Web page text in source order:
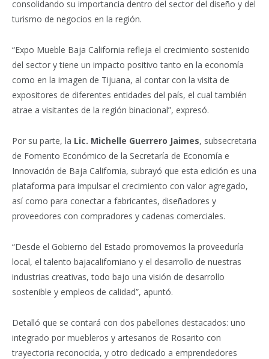
consolidando su importancia dentro del sector del diseño y del
turismo de negocios en la región.
“Expo Mueble Baja California refleja el crecimiento sostenido
del sector y tiene un impacto positivo tanto en la economía
como en la imagen de Tijuana, al contar con la visita de
expositores de diferentes entidades del país, el cual también
atrae a visitantes de la región binacional”, expresó.
Por su parte, la Lic. Michelle Guerrero Jaimes, subsecretaria
de Fomento Económico de la Secretaría de Economía e
Innovación de Baja California, subrayó que esta edición es una
plataforma para impulsar el crecimiento con valor agregado,
así como para conectar a fabricantes, diseñadores y
proveedores con compradores y cadenas comerciales.
“Desde el Gobierno del Estado promovemos la proveeduría
local, el talento bajacaliforniano y el desarrollo de nuestras
industrias creativas, todo bajo una visión de desarrollo
sostenible y empleos de calidad”, apuntó.
Detalló que se contará con dos pabellones destacados: uno
integrado por muebleros y artesanos de Rosarito con
trayectoria reconocida, y otro dedicado a emprendedores